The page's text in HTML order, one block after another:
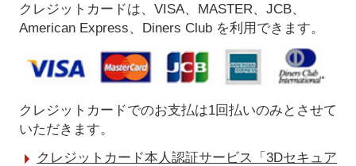
クレジットカードは、VISA、MASTER、JCB、
American Express、Diners Club を利用できます。
クレジットカードでのお支払は1回払いのみとさせて
いただきます。
クレジットカード本人認証サービス「3Dセキュア